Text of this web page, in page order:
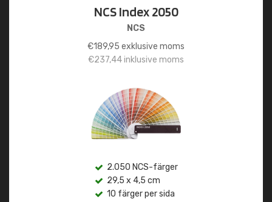
NCS Index 2050
NCS
€189,95 exklusive moms
€237,44inklusive moms
2.050 NCS-färger
29,5 x 4,5 cm
10 färger per sida